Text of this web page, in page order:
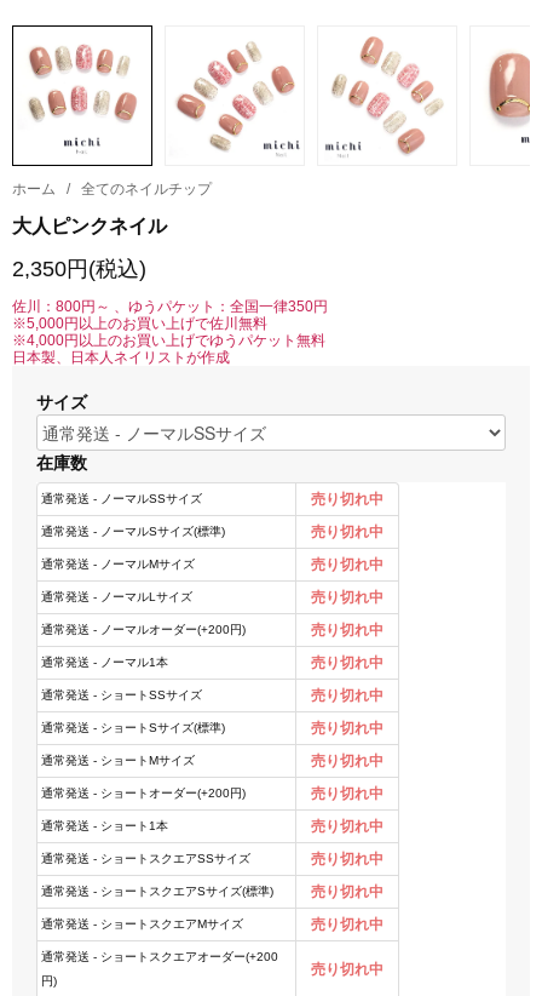
ホーム / 全てのネイルチップ
大人ピンクネイル
2,350円(税込)
佐川：800円～ 、ゆうパケット：全国一律350円
※5,000円以上のお買い上げで佐川無料
※4,000円以上のお買い上げでゆうパケット無料
日本製、日本人ネイリストが作成
サイズ
在庫数